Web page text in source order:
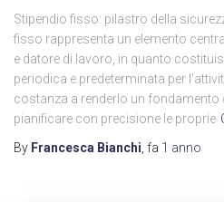
Stipendio fisso: pilastro della
fisso rappresenta un elemento
e datore di lavoro, in quanto
periodica e predeterminata per
costanza a renderlo un fondamento
pianificare con precisione le proprie
By Francesca Bianchi , fa 1 anno